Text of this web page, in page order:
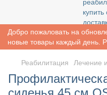
Добро пожаловать на
новые товары каждый день.
Реабилитация Лечение